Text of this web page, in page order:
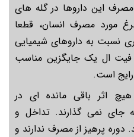
این داروها در گله های
مورد مصرف انسان، قطعا
نسبت به داروهای شیمیایی
فیت ال یک جایگزین مناسب
است.
اثر باقی مانده ای در
نمی گذارند. تداخل و
دوره پرهیز از مصرف ندارند و